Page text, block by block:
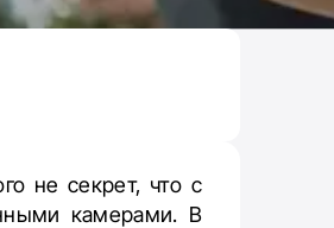
не секрет, что с
камерами. В